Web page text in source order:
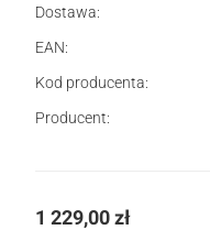
Dostawa:
EAN:
Kod producenta:
Producent:
Cena
1 229,00 zł